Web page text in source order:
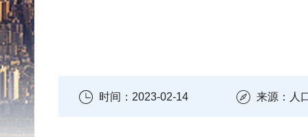
时间：2023-02-14 来源：人